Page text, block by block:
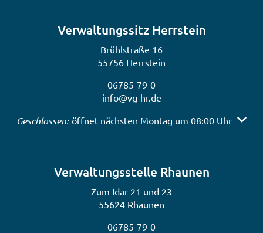
Verwaltungssitz Herrstein
Brühlstraße 16
55756 Herrstein
06785-79-0
info@vg-hr.de
Klicken, um weitere Öffnungs- oder Schließzeiten
Geschlossen: öffnet nächsten Montag um 08:00 Uhr
Verwaltungsstelle Rhaunen
Zum Idar 21 und 23
55624 Rhaunen
06785-79-0